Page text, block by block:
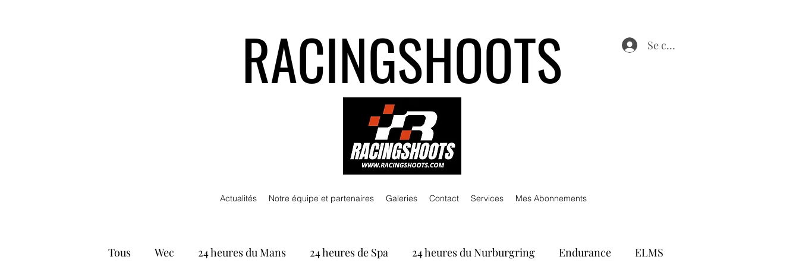
RACINGSHOOTS
Actualités Notre équipe et partenaires Galeries Contact Services Mes Abonnements
Se connecter
Tous Wec 24 heures du Mans 24 heures de Spa 24 heures du Nurburgring Endurance ELMS